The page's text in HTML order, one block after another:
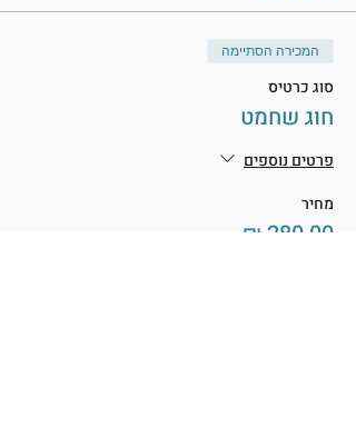
המכירה הסתיימה
סוג כרטיס
חוג שחמט
פרטים נוספים
מחיר